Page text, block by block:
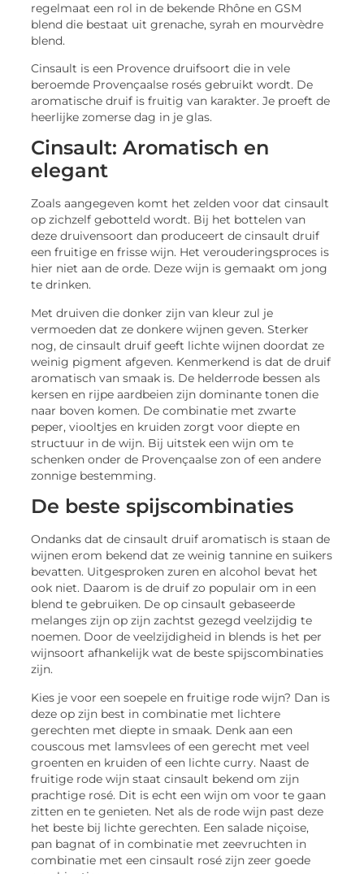
regelmaat een rol in de bekende Rhône en GSM
blend die bestaat uit grenache, syrah en mourvèdre
blend.
Cinsault is een Provence druifsoort die in vele
beroemde Provençaalse rosés gebruikt wordt. De
aromatische druif is fruitig van karakter. Je proeft de
heerlijke zomerse dag in je glas.
Cinsault: Aromatisch en
elegant
Zoals aangegeven komt het zelden voor dat cinsault
op zichzelf gebotteld wordt. Bij het bottelen van
deze druivensoort dan produceert de cinsault druif
een fruitige en frisse wijn. Het verouderingsproces is
hier niet aan de orde. Deze wijn is gemaakt om jong
te drinken.
Met druiven die donker zijn van kleur zul je
vermoeden dat ze donkere wijnen geven. Sterker
nog, de cinsault druif geeft lichte wijnen doordat ze
weinig pigment afgeven. Kenmerkend is dat de druif
aromatisch van smaak is. De helderrode bessen als
kersen en rijpe aardbeien zijn dominante tonen die
naar boven komen. De combinatie met zwarte
peper, viooltjes en kruiden zorgt voor diepte en
structuur in de wijn. Bij uitstek een wijn om te
schenken onder de Provençaalse zon of een andere
zonnige bestemming.
De beste spijscombinaties
Ondanks dat de cinsault druif aromatisch is staan de
wijnen erom bekend dat ze weinig tannine en suikers
bevatten. Uitgesproken zuren en alcohol bevat het
ook niet. Daarom is de druif zo populair om in een
blend te gebruiken. De op cinsault gebaseerde
melanges zijn op zijn zachtst gezegd veelzijdig te
noemen. Door de veelzijdigheid in blends is het per
wijnsoort afhankelijk wat de beste spijscombinaties
zijn.
Kies je voor een soepele en fruitige rode wijn? Dan is
deze op zijn best in combinatie met lichtere
gerechten met diepte in smaak. Denk aan een
couscous met lamsvlees of een gerecht met veel
groenten en kruiden of een lichte curry. Naast de
fruitige rode wijn staat cinsault bekend om zijn
prachtige rosé. Dit is echt een wijn om voor te gaan
zitten en te genieten. Net als de rode wijn past deze
het beste bij lichte gerechten. Een salade niçoise,
pan bagnat of in combinatie met zeevruchten in
combinatie met een cinsault rosé zijn zeer goede